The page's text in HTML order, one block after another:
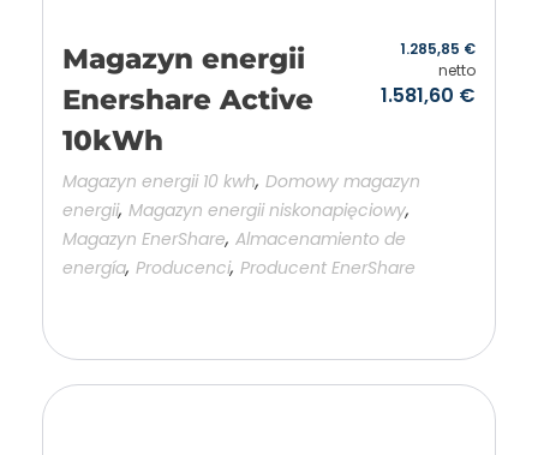
Magazyn energii
Enershare Active
10kWh
1.581,60 €
1.285,85 €
netto
Magazyn energii 10 kwh, Domowy magazyn
energii, Magazyn energii niskonapięciowy,
Magazyn EnerShare, Almacenamiento de
energía, Producenci, Producent EnerShare